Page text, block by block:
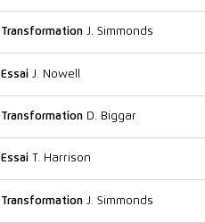
TransformationJ. Simmonds
EssaiJ. Nowell
TransformationD. Biggar
EssaiT. Harrison
TransformationJ. Simmonds